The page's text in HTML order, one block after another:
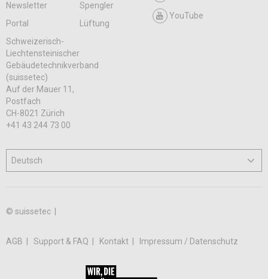
Newsletter
Spengler
Portal
Lüftung
YouTube
Schweizerisch-
Liechtensteinischer
Gebäudetechnikverband
(suissetec)
Auf der Mauer 11,
Postfach
CH-8021 Zürich
+41 43 244 73 00
© suissetec |
AGB Support & FAQ Kontakt Impressum / Datenschutz